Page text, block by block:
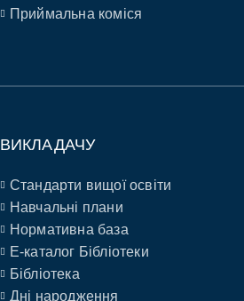
Приймальна коміся
ВИКЛАДАЧУ
Стандарти вищої освіти
Навчальні плани
Нормативна база
E-каталог Бібліотеки
Бібліотека
Дні народження